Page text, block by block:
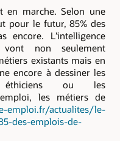
en marche. Selon une
pour le futur, 85% des
encore. L’intelligence
non seulement
existants mais en
encore à dessiner les
ou les
les métiers de
emploi.fr/actualites/le-
des-emplois-de-